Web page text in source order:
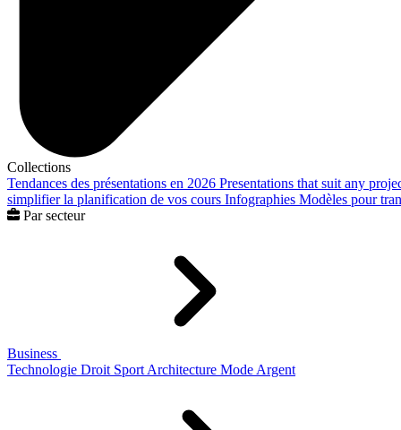
Collections
Tendances des présentations en 2026 Presentations that suit any
simplifier la planification de vos cours Infographies Modèles pour
Par secteur
Business
Technologie Droit Sport Architecture Mode Argent